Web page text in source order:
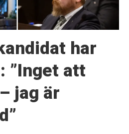
har
”Inget att
jag är